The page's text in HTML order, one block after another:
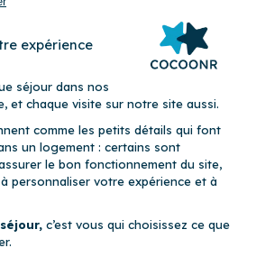
Politique de confidentialité–Politique de